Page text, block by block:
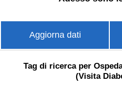
Aggiorna dati
Tag di ricerca per
(Visita